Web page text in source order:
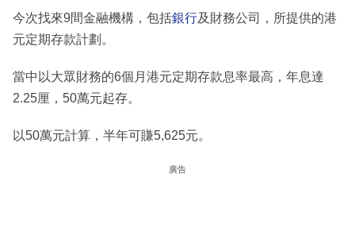
今次找來9間金融機構，包括銀行及財務公司，所提供的港
元定期存款計劃。
當中以大眾財務的6個月港元定期存款息率最高，年息達
2.25厘，50萬元起存。
以50萬元計算，半年可賺5,625元。
廣告